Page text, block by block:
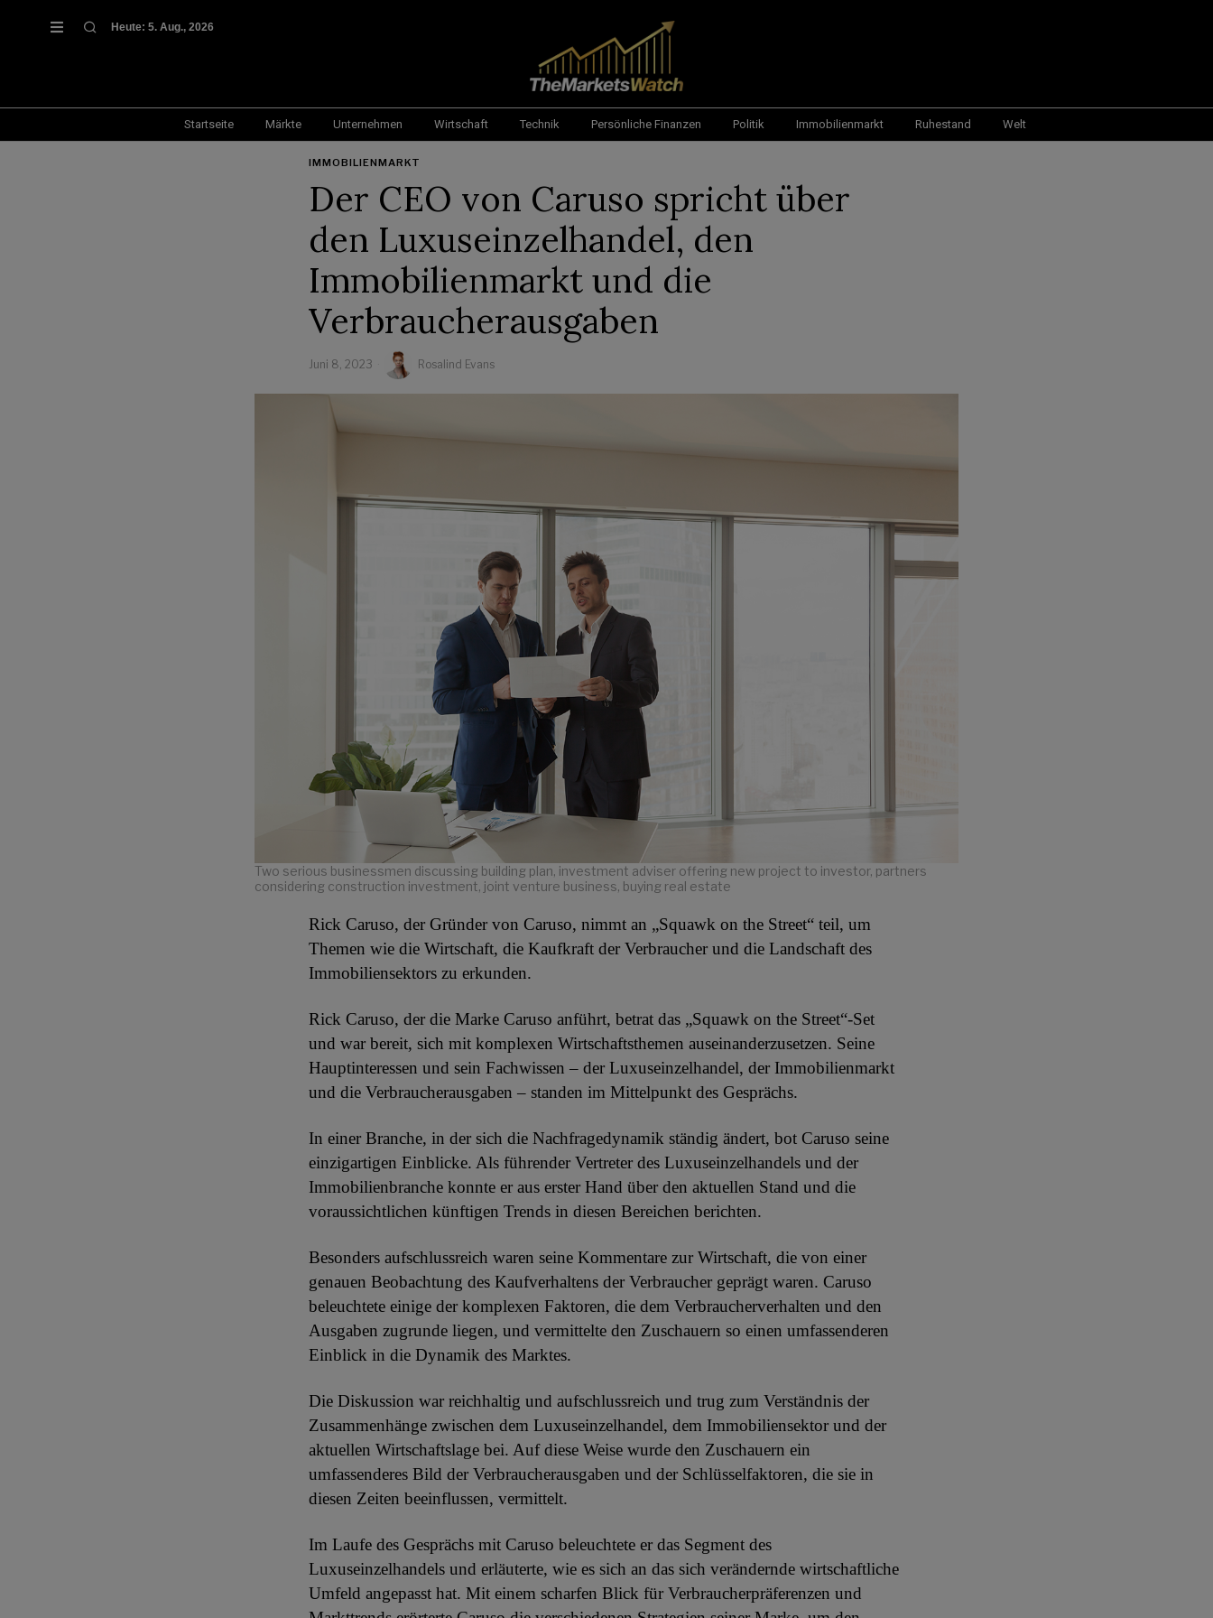
Heute: 5. Aug., 2026
Startseite Märkte Unternehmen Wirtschaft Technik Persönliche Finanzen Politik Immobilienmarkt Ruhestand Welt
IMMOBILIENMARKT
Der CEO von Caruso spricht über
den Luxuseinzelhandel, den
Immobilienmarkt und die
Verbraucherausgaben
Juni 8, 2023 Rosalind Evans
Two serious businessmen discussing building plan, investment adviser offering new project to investor, partners
considering construction investment, joint venture business, buying real estate
Rick Caruso, der Gründer von Caruso, nimmt an „Squawk on the Street“ teil, um
Themen wie die Wirtschaft, die Kaufkraft der Verbraucher und die Landschaft des
Immobiliensektors zu erkunden.
Rick Caruso, der die Marke Caruso anführt, betrat das „Squawk on the Street“-Set
und war bereit, sich mit komplexen Wirtschaftsthemen auseinanderzusetzen. Seine
Hauptinteressen und sein Fachwissen – der Luxuseinzelhandel, der Immobilienmarkt
und die Verbraucherausgaben – standen im Mittelpunkt des Gesprächs.
In einer Branche, in der sich die Nachfragedynamik ständig ändert, bot Caruso seine
einzigartigen Einblicke. Als führender Vertreter des Luxuseinzelhandels und der
Immobilienbranche konnte er aus erster Hand über den aktuellen Stand und die
voraussichtlichen künftigen Trends in diesen Bereichen berichten.
Besonders aufschlussreich waren seine Kommentare zur Wirtschaft, die von einer
genauen Beobachtung des Kaufverhaltens der Verbraucher geprägt waren. Caruso
beleuchtete einige der komplexen Faktoren, die dem Verbraucherverhalten und den
Ausgaben zugrunde liegen, und vermittelte den Zuschauern so einen umfassenderen
Einblick in die Dynamik des Marktes.
Die Diskussion war reichhaltig und aufschlussreich und trug zum Verständnis der
Zusammenhänge zwischen dem Luxuseinzelhandel, dem Immobiliensektor und der
aktuellen Wirtschaftslage bei. Auf diese Weise wurde den Zuschauern ein
umfassenderes Bild der Verbraucherausgaben und der Schlüsselfaktoren, die sie in
diesen Zeiten beeinflussen, vermittelt.
Im Laufe des Gesprächs mit Caruso beleuchtete er das Segment des
Luxuseinzelhandels und erläuterte, wie es sich an das sich verändernde wirtschaftliche
Umfeld angepasst hat. Mit einem scharfen Blick für Verbraucherpräferenzen und